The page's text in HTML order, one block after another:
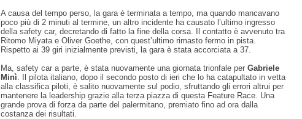
A causa del tempo perso, la gara è terminata a tempo, ma quando mancavano
poco più di 2 minuti al termine, un altro incidente ha causato l’ultimo ingresso
della safety car, decretando di fatto la fine della corsa. Il contatto è avvenuto tra
Ritomo Miyata e Oliver Goethe, con quest’ultimo rimasto fermo in pista.
Rispetto ai 39 giri inizialmente previsti, la gara è stata accorciata a 37.
Ma, safety car a parte, è stata nuovamente una giornata trionfale per Gabriele
Minì . Il pilota italiano, dopo il secondo posto di ieri che lo ha catapultato in vetta
alla classifica piloti, è salito nuovamente sul podio, sfruttando gli errori altrui per
mantenere la leadership grazie alla terza piazza di questa Feature Race. Una
grande prova di forza da parte del palermitano, premiato fino ad ora dalla
costanza dei risultati.